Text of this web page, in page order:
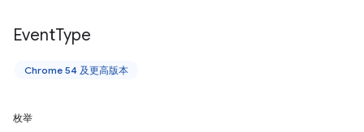
EventType
Chrome 54 及更高版本
枚举